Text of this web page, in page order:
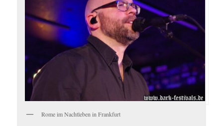
Rome im Nachtleben in Frankfurt